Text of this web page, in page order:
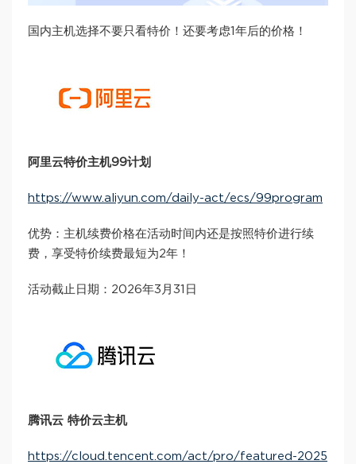
国内主机选择不要只看特价！还要考虑1年后的价格！
阿里云特价主机99计划
https://www.aliyun.com/daily-act/ecs/99program
优势：主机续费价格在活动时间内还是按照特价进行续
费，享受特价续费最短为2年！
活动截止日期：2026年3月31日
腾讯云 特价云主机
https://cloud.tencent.com/act/pro/featured-2025